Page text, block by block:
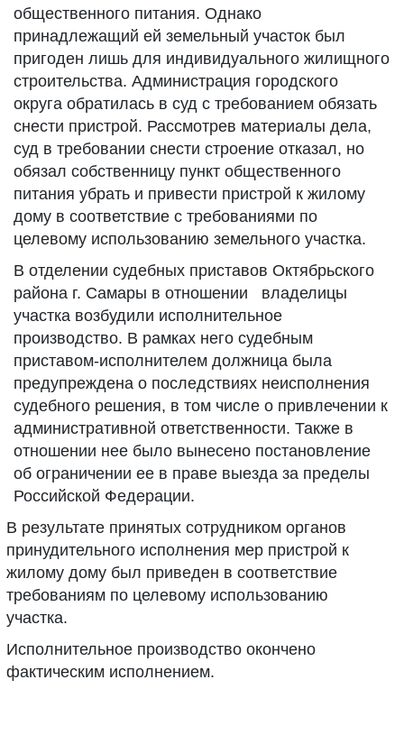
общественного питания. Однако
принадлежащий ей земельный участок был
пригоден лишь для индивидуального жилищного
строительства. Администрация городского
округа обратилась в суд с требованием обязать
снести пристрой. Рассмотрев материалы дела,
суд в требовании снести строение отказал, но
обязал собственницу пункт общественного
питания убрать и привести пристрой к жилому
дому в соответствие с требованиями по
целевому использованию земельного участка.
В отделении судебных приставов Октябрьского
района г. Самары в отношении владелицы
участка возбудили исполнительное
производство. В рамках него судебным
приставом-исполнителем должница была
предупреждена о последствиях неисполнения
судебного решения, в том числе о привлечении к
административной ответственности. Также в
отношении нее было вынесено постановление
об ограничении ее в праве выезда за пределы
Российской Федерации.
В результате принятых сотрудником органов
принудительного исполнения мер пристрой к
жилому дому был приведен в соответствие
требованиям по целевому использованию
участка.
Исполнительное производство окончено
фактическим исполнением.